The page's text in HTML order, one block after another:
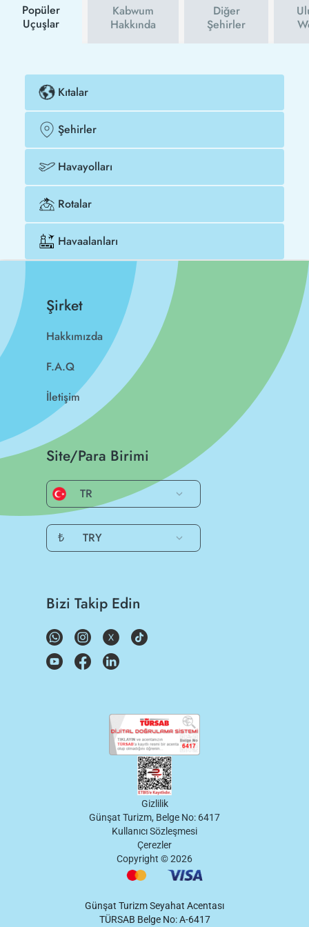
Popüler
Uçuşlar
Kabwum
Hakkında
Diğer
Şehirler
Kıtalar
Şehirler
Havayolları
Rotalar
Havaalanları
Şirket
Hakkımızda
F.A.Q
İletişim
Site/Para Birimi
TR
₺ TRY
Bizi Takip Edin
Gizlilik
Günşat Turizm, Belge No: 6417
Kullanıcı Sözleşmesi
Çerezler
Copyright ©2026
Günşat Turizm Seyahat Acentası
TÜRSAB Belge No: A-6417